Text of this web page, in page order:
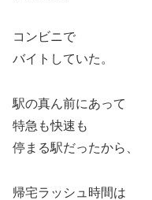
コンビニで
バイトしていた。
駅の真ん前にあって
特急も快速も
停まる駅だったから、
帰宅ラッシュ時間は